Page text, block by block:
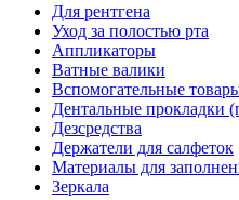
Для рентгена
Уход за полостью рта
Аппликаторы
Ватные валики
Вспомогательные
Дентальные прокладки
Дезсредства
Держатели для салфеток
Материалы для
Зеркала